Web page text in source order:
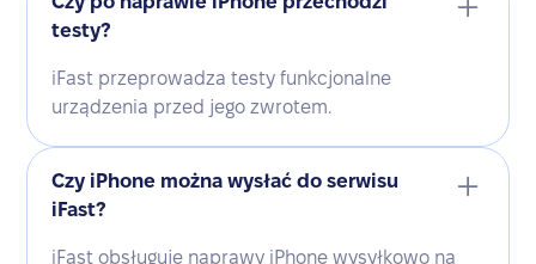
testy?
iFast przeprowadza testy funkcjonalne
urządzenia przed jego zwrotem.
Czy iPhone można wysłać do serwisu
iFast?
iFast obsługuje naprawy iPhone wysyłkowo na